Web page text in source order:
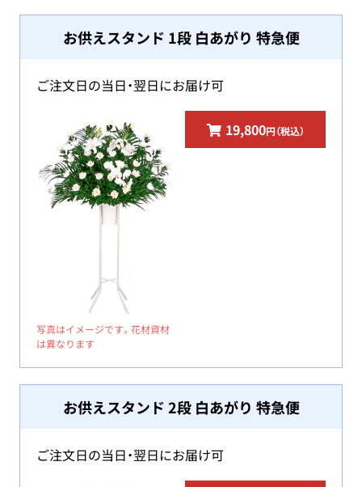
お供えスタンド 1段 白あがり 特急便
ご注文日の当日・翌日にお届け可
写真はイメージです。花材資材
は異なります
19,800円（税込）
お供えスタンド 2段 白あがり 特急便
ご注文日の当日・翌日にお届け可